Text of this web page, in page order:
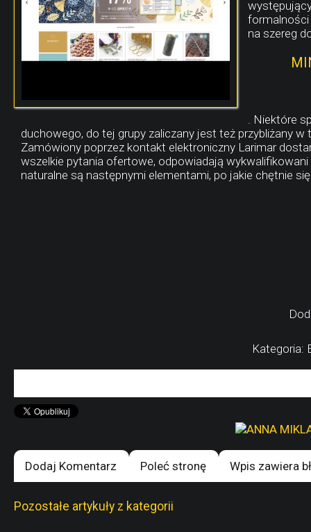
formalności
na szereg
. Niektóre
duchowego, do tej grupy zaliczany jest też przybliżany
Zamówiony poprzez kontakt elektroniczny Larimar
wszelkie pytania ofertowe, odpowiadają
naturalne są następnymi elementami, po jakie chętnie
Kategoria:
Dodaj Komentarz Poleć stronę Wpis zawiera
Pozostałe artykuły z kategorii